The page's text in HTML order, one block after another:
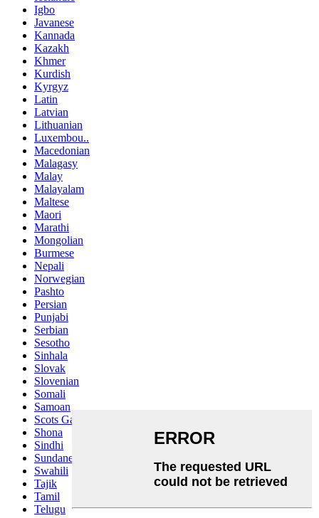
Igbo
Javanese
Kannada
Kazakh
Khmer
Kurdish
Kyrgyz
Latin
Latvian
Lithuanian
Luxembou..
Macedonian
Malagasy
Malay
Malayalam
Maltese
Maori
Marathi
Mongolian
Burmese
Nepali
Norwegian
Pashto
Persian
Punjabi
Serbian
Sesotho
Sinhala
Slovak
Slovenian
Somali
Samoan
Scots Gaelic
Shona
Sindhi
Sundanese
Swahili
Tajik
Tamil
Telugu